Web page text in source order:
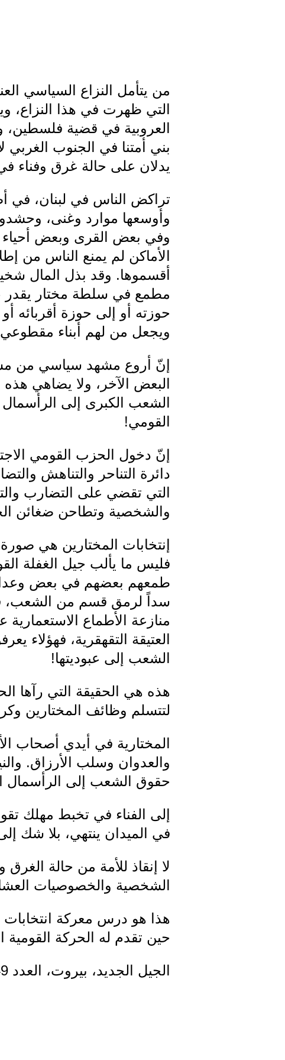
من يتأمل النزاع السياسي
التي ظهرت في هذا النزاع،
العروبية في قضية فلسطين،
بني أمتنا في الجنوب الغربي
يدلان على حالة غرق وفناء
تراكض الناس في لبنان، في
وأوسعها موارد وغنى،
وفي بعض القرى وبعض
الأماكن لم يمنع الناس من
أقسموها. وقد بذل المال
مطمع في سلطة مختار يقدر
حوزته أو إلى حوزة أقربائه
ويجعل من لهم أبناء
إنّ أروع مشهد سياسي من
البعض الآخر، ولا يضاهي هذه
الشعب الكبرى إلى
القومي!
إنّ دخول الحزب القومي
دائرة التناحر والتناهش
التي تقضي على التضارب
والشخصية وتطاحن ضغائن
إنتخابات المختارين هي صورة
فليس ما يألب جيل الغفلة
طمعهم بعضهم في بعض
سداً لرمق قسم من الشعب،
منازعة الأطماع
العتيقة التقهقرية، فهؤلاء
الشعب إلى عبوديتها!
هذه هي الحقيقة التي رآها
لتتسلم وظائف المختارين
المختارية في أيدي أصحاب
والعدوان وسلب الأرزاق.
حقوق الشعب إلى الرأسمال
إلى الفناء في تخبط مهلك
في الميدان ينتهي، بلا شك
لا إنقاذ للأمة من حالة الغرق
الشخصية والخصوصيات
هذا هو درس معركة
حين تقدم له الحركة القومية
الجيل الجديد، بيروت، العدد 49، 7/6/1949